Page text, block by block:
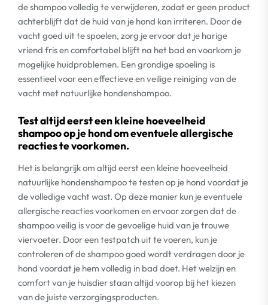
de shampoo volledig te verwijderen, zodat er geen product
achterblijft dat de huid van je hond kan irriteren. Door de
vacht goed uit te spoelen, zorg je ervoor dat je harige
vriend fris en comfortabel blijft na het bad en voorkom je
mogelijke huidproblemen. Een grondige spoeling is
essentieel voor een effectieve en veilige reiniging van de
vacht met natuurlijke hondenshampoo.
Test altijd eerst een kleine hoeveelheid
shampoo op je hond om eventuele allergische
reacties te voorkomen.
Het is belangrijk om altijd eerst een kleine hoeveelheid
natuurlijke hondenshampoo te testen op je hond voordat je
de volledige vacht wast. Op deze manier kun je eventuele
allergische reacties voorkomen en ervoor zorgen dat de
shampoo veilig is voor de gevoelige huid van je trouwe
viervoeter. Door een testpatch uit te voeren, kun je
controleren of de shampoo goed wordt verdragen door je
hond voordat je hem volledig in bad doet. Het welzijn en
comfort van je huisdier staan altijd voorop bij het kiezen
van de juiste verzorgingsproducten.